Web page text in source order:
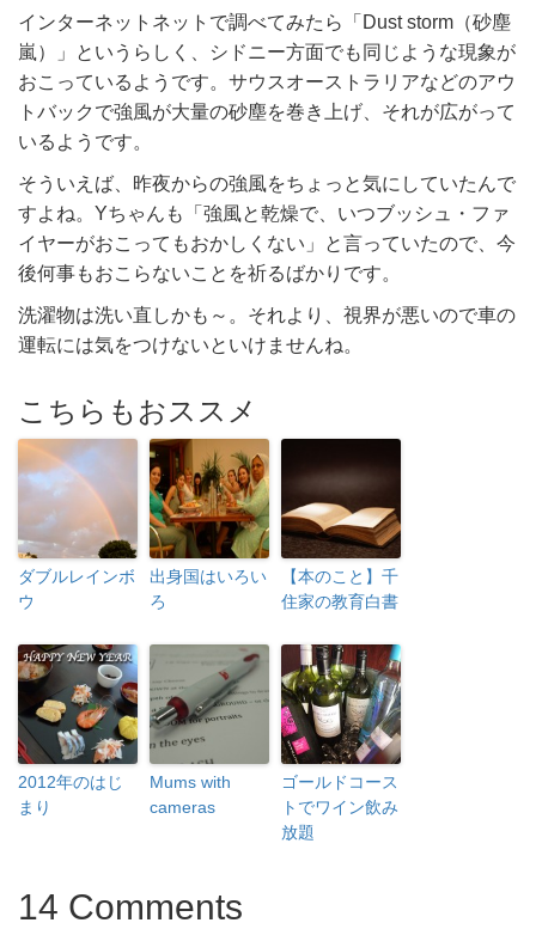
インターネットネットで調べてみたら「Dust storm（砂塵
嵐）」というらしく、シドニー方面でも同じような現象が
おこっているようです。サウスオーストラリアなどのアウ
トバックで強風が大量の砂塵を巻き上げ、それが広がって
いるようです。
そういえば、昨夜からの強風をちょっと気にしていたんで
すよね。Yちゃんも「強風と乾燥で、いつブッシュ・ファ
イヤーがおこってもおかしくない」と言っていたので、今
後何事もおこらないことを祈るばかりです。
洗濯物は洗い直しかも～。それより、視界が悪いので車の
運転には気をつけないといけませんね。
こちらもおススメ
ダブルレインボ
ウ
出身国はいろい
ろ
【本のこと】千
住家の教育白書
2012年のはじ
まり
Mums with
cameras
ゴールドコース
トでワイン飲み
放題
14 Comments